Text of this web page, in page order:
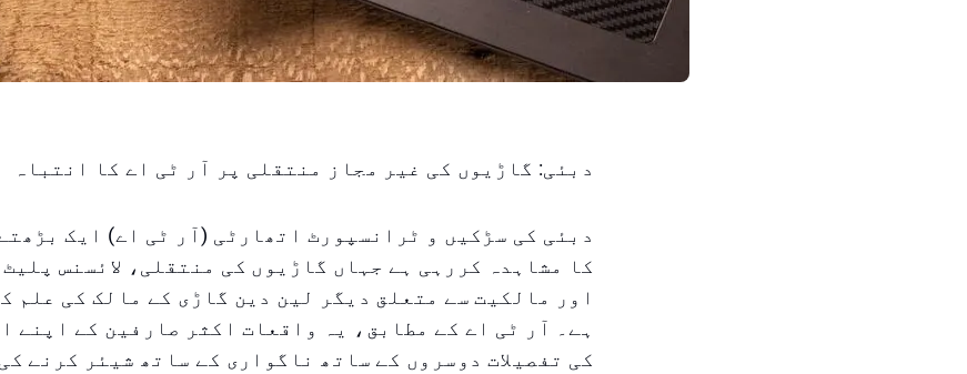
دبئی: گاڑیوں کی غیر مجاز منتقلی پر آر ٹی اے کا انتباہ
دبئی کی سڑکیں و ٹرانسپورٹ اتھارٹی (آر ٹی اے) ایک
کا مشاہدہ کررہی ہے جہاں گاڑیوں کی منتقلی، لائسنس
اور مالکیت سے متعلق دیگر لین دین گاڑی کے مالک کی علم
ہے۔ آر ٹی اے کے مطابق، یہ واقعات اکثر صارفین کے اپنے
کی تفصیلات دوسروں کے ساتھ ناگواری کے ساتھ شیئر کرنے